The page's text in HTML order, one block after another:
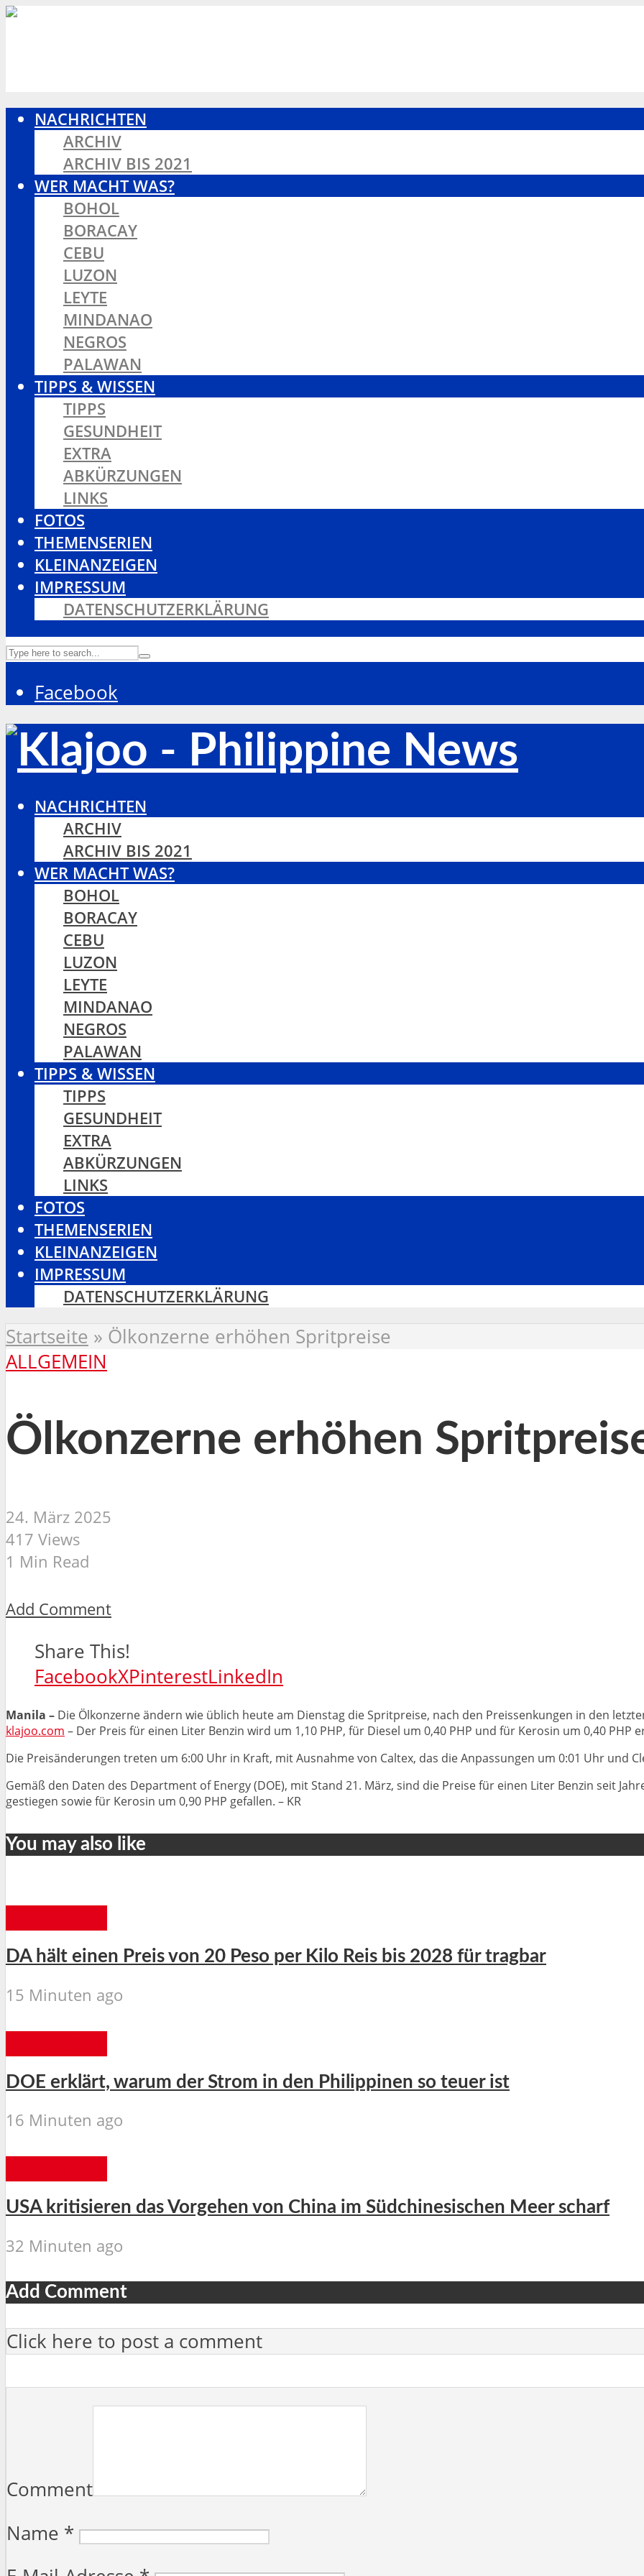
NACHRICHTEN
ARCHIV
ARCHIV BIS 2021
WER MACHT WAS?
BOHOL
BORACAY
CEBU
LUZON
LEYTE
MINDANAO
NEGROS
PALAWAN
TIPPS & WISSEN
TIPPS
GESUNDHEIT
EXTRA
ABKÜRZUNGEN
LINKS
FOTOS
THEMENSERIEN
KLEINANZEIGEN
IMPRESSUM
DATENSCHUTZERKLÄRUNG
Facebook
NACHRICHTEN
ARCHIV
ARCHIV BIS 2021
WER MACHT WAS?
BOHOL
BORACAY
CEBU
LUZON
LEYTE
MINDANAO
NEGROS
PALAWAN
TIPPS & WISSEN
TIPPS
GESUNDHEIT
EXTRA
ABKÜRZUNGEN
LINKS
FOTOS
THEMENSERIEN
KLEINANZEIGEN
IMPRESSUM
DATENSCHUTZERKLÄRUNG
Startseite » Ölkonzerne erhöhen Spritpreise
ALLGEMEIN
Ölkonzerne erhöhen
24. März 2025
417 Views
1 Min Read
Add Comment
Share This!
FacebookXPinterestLinkedIn
Manila – Die Ölkonzerne ändern wie üblich heute am Dienstag die Spritpreise, nach den Preissenkungen in den
klajoo.com – Der Preis für einen Liter Benzin wird um 1,10 PHP, für Diesel um 0,40 PHP und für Kerosin um 0,40 PHP
Die Preisänderungen treten um 6:00 Uhr in Kraft, mit Ausnahme von Caltex, das die Anpassungen um 0:01 Uhr und
Gemäß den Daten des Department of Energy (DOE), mit Stand 21. März, sind die Preise für einen Liter Benzin seit
gestiegen sowie für Kerosin um 0,90 PHP gefallen. – KR
You may also like
DA hält einen Preis von 20 Peso per Kilo Reis bis 2028 für tragbar
15 Minuten ago
DOE erklärt, warum der Strom in den Philippinen so teuer ist
16 Minuten ago
USA kritisieren das Vorgehen von China im Südchinesischen Meer scharf
32 Minuten ago
Add Comment
Click here to post a comment
Comment
Name *